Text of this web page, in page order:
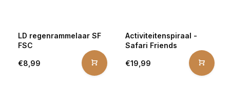
LD regenrammelaar SF
FSC
€8,99
Activiteitenspiraal -
Safari Friends
€19,99